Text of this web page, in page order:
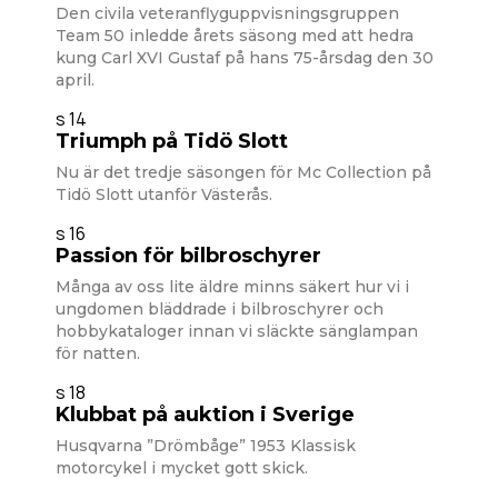
Den civila veteranflyguppvisningsgruppen
Team 50 inledde årets säsong med att hedra
kung Carl XVI Gustaf på hans 75-årsdag den 30
april.
s 14
Triumph på Tidö Slott
Nu är det tredje säsongen för Mc Collection på
Tidö Slott utanför Västerås.
s 16
Passion för bilbroschyrer
Många av oss lite äldre minns säkert hur vi i
ungdomen bläddrade i bilbroschyrer och
hobbykataloger innan vi släckte sänglampan
för natten.
s 18
Klubbat på auktion i Sverige
Husqvarna ”Drömbåge” 1953 Klassisk
motorcykel i mycket gott skick.